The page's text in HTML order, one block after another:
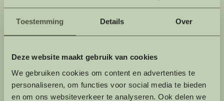
Toestemming Details Over
Deze website maakt gebruik van cookies
We gebruiken cookies om content en advertenties te
personaliseren, om functies voor social media te bieden
en om ons websiteverkeer te analyseren. Ook delen we
Contact
of maak een afspraak voor een rondleiding
op ons domein!